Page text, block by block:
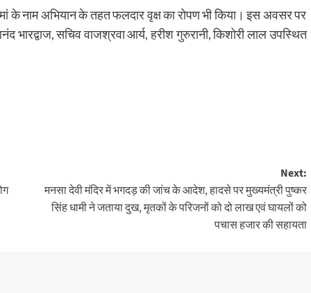
के नाम अभियान के तहत फलदार वृक्ष का रोपण भी किया। इस अवसर पर
सचिव वाजश्रवा आर्य, हरीश गुरुरानी, किशोरी लाल उपस्थित
Next:
मनसा देवी मंदिर में भगदड़ की जांच के आदेश, हादसे पर मुख्यमंत्री पुष्कर
सिंह धामी ने जताया दुख, मृतकों के परिजनों को दो लाख एवं घायलों को
पचास हजार की सहायता